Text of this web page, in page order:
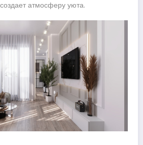
атмосферу уюта.